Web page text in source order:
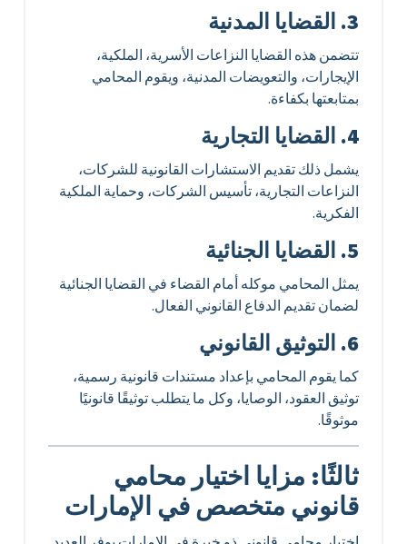
3. القضايا المدنية
تتضمن هذه القضايا النزاعات الأسرية، الملكية،
الإيجارات، والتعويضات المدنية، ويقوم المحامي
بمتابعتها بكفاءة.
4. القضايا التجارية
يشمل ذلك تقديم الاستشارات القانونية للشركات،
النزاعات التجارية، تأسيس الشركات، وحماية الملكية
الفكرية.
5. القضايا الجنائية
يمثل المحامي موكله أمام القضاء في القضايا الجنائية
لضمان تقديم الدفاع القانوني الفعال.
6. التوثيق القانوني
كما يقوم المحامي بإعداد مستندات قانونية رسمية،
توثيق العقود، الوصايا، وكل ما يتطلب توثيقًا قانونيًا
موثوقًا.
ثالثًا: مزايا اختيار محامي
قانوني متخصص في الإمارات